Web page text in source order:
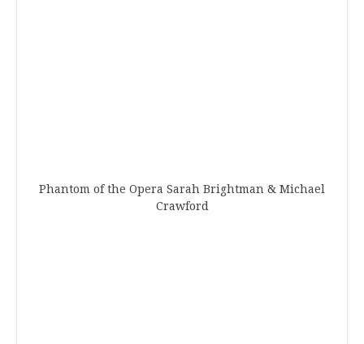
Phantom of the Opera Sarah Brightman & Michael
Crawford